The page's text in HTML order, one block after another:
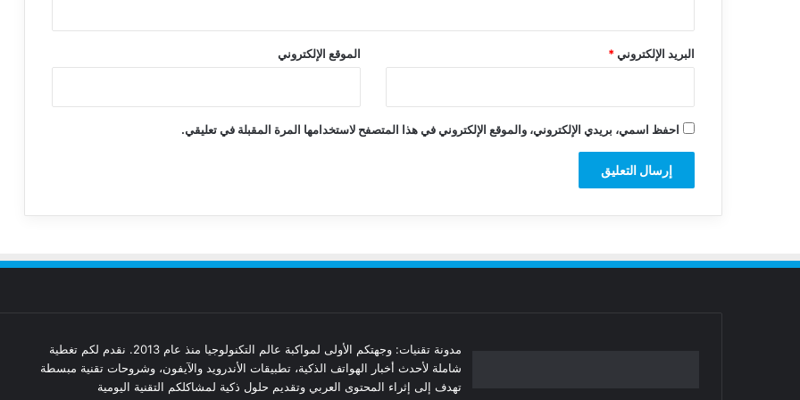
البريد الإلكتروني* الموقع الإلكتروني
احفظ اسمي، بريدي الإلكتروني، والموقع الإلكتروني في هذا المتصفح لاستخدامها المرة المقبلة في تعليقي.
مدونة تقنيات: وجهتكم الأولى لمواكبة عالم التكنولوجيا منذ عام 2013. نقدم لكم تغطية
شاملة لأحدث أخبار الهواتف الذكية، تطبيقات الأندرويد والآيفون، وشروحات تقنية مبسطة
تهدف إلى إثراء المحتوى العربي وتقديم حلول ذكية لمشاكلكم التقنية اليومية